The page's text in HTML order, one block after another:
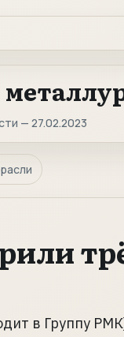
— 27.02.2023
в Группу